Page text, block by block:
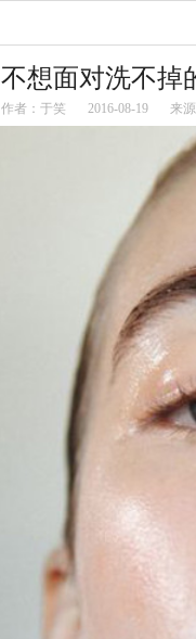
不想面对洗不掉
作者： 于笑 2016-08-19 来